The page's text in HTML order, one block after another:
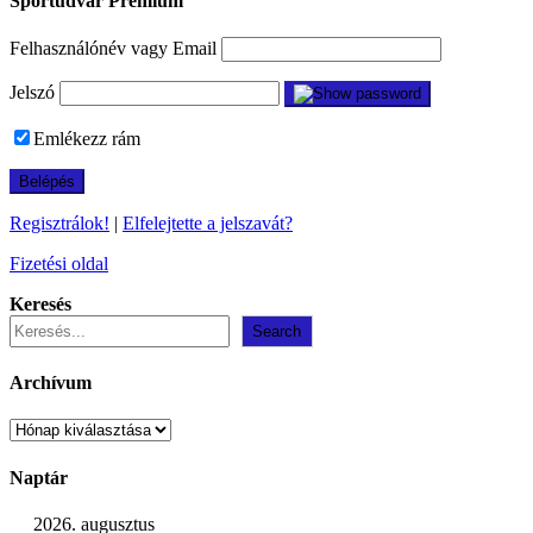
Felhasználónév vagy Email
Jelszó
Emlékezz rám
Regisztrálok! | Elfelejtette a jelszavát?
Fizetési oldal
Keresés
Search
Archívum
Archívum
Naptár
2026. augusztus